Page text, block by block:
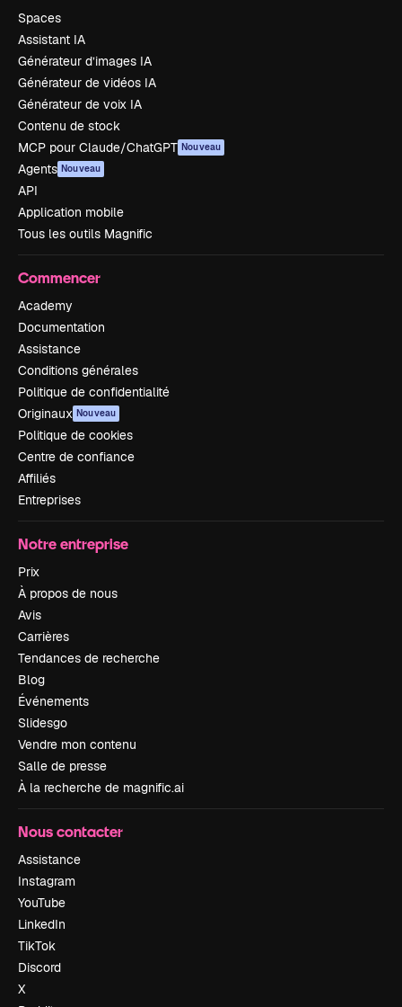
Spaces
Assistant IA
Générateur d’images IA
Générateur de vidéos IA
Générateur de voix IA
Contenu de stock
MCP pour Claude/ChatGPT Nouveau
Agents Nouveau
API
Application mobile
Tous les outils Magnific
Commencer
Academy
Documentation
Assistance
Conditions générales
Politique de confidentialité
Originaux Nouveau
Politique de cookies
Centre de confiance
Affiliés
Entreprises
Notre entreprise
Prix
À propos de nous
Avis
Carrières
Tendances de recherche
Blog
Événements
Slidesgo
Vendre mon contenu
Salle de presse
À la recherche de magnific.ai
Nous contacter
Assistance
Instagram
YouTube
LinkedIn
TikTok
Discord
X